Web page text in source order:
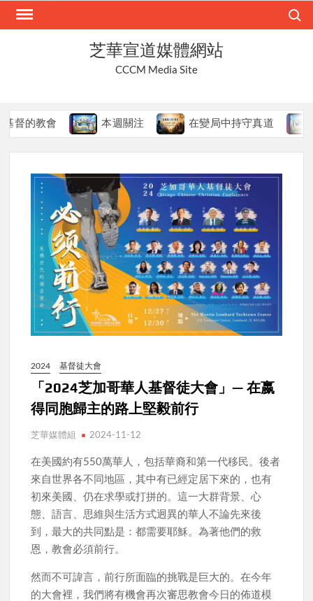
Skip
芝華宣道媒體網站
CCCM Media Site
的教會 本週關注 在變局中持守真道 本
2024 基督徒大會
「2024芝加哥華人基督徒大會」— 在嬴
得同胞歸主的路上堅毅前行
芝華媒體組 2024-11-12
在美國約有550萬華人，包括華裔和第一代移民。後者
來自世界各不同地區，其中有已經定居下來的，也有
初來美國、仍在求學或打拼的。這一大群背景、心
態、語言、思維與生活方式迥異的華人不論先來後
到，最大的共同點是：都需要耶穌。為著他們的救
恩，教會必須前行。
然而不可諱言，前行所面臨的挑戰是巨大的。在今年
的大會裡，我們將有機會再次審思教會今日的佈道模